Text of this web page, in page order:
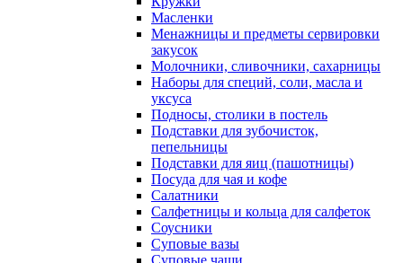
Масленки
Менажницы и предметы сервировки
закусок
Молочники, сливочники, сахарницы
Наборы для специй, соли, масла и
уксуса
Подносы, столики в постель
Подставки для зубочисток,
пепельницы
Подставки для яиц (пашотницы)
Посуда для чая и кофе
Салатники
Салфетницы и кольца для салфеток
Соусники
Суповые вазы
Суповые чаши